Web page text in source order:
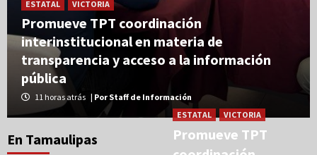
ESTATAL VICTORIA
Promueve TPT coordinación
interinstitucional en materia de
transparencia y acceso a la información
pública
11 horas atrás | Por Staff de Información
En Tamaulipas
ESTATAL VICTORIA
Promueve TPT
3
Una Tras Otra | Le tupe PRI a ERASMO y SET
por silencio cómplice
4
Correspondencia | Es Tania